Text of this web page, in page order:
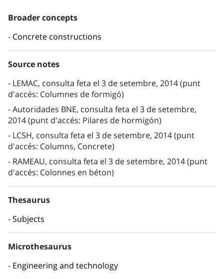
Broader concepts
Concrete constructions
Source notes
LEMAC, consulta feta el 3 de setembre, 2014 (punt
d'accés: Columnes de formigó)
Autoridades BNE, consulta feta el 3 de setembre,
2014 (punt d'accés: Pilares de hormigón)
LCSH, consulta feta el 3 de setembre, 2014 (punt
d'accés: Columns, Concrete)
RAMEAU, consulta feta el 3 de setembre, 2014 (punt
d'accés: Colonnes en béton)
Thesaurus
Subjects
Microthesaurus
Engineering and technology